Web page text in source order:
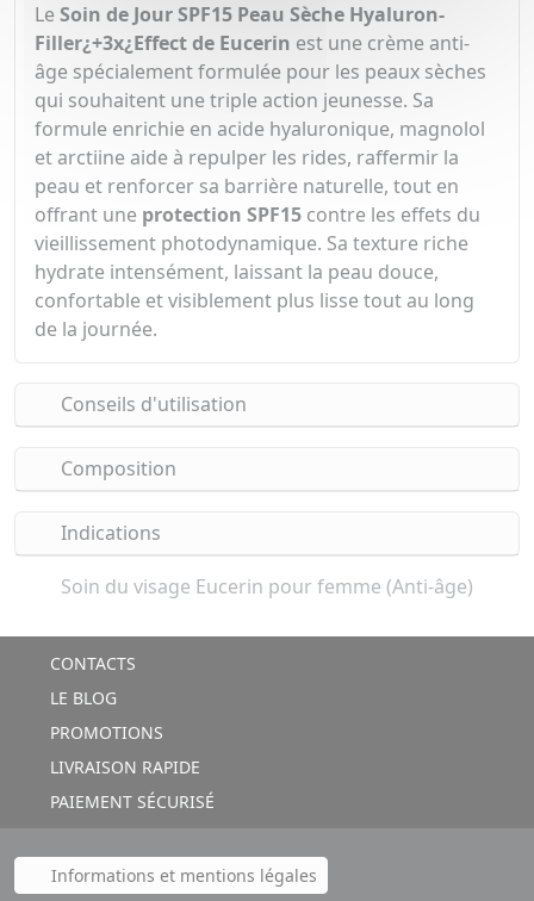
Le Soin de Jour SPF15 Peau Sèche Hyaluron-
Filler¿+3x¿Effect de Eucerin est une crème anti-
âge spécialement formulée pour les peaux sèches
qui souhaitent une triple action jeunesse. Sa
formule enrichie en acide hyaluronique, magnolol
et arctiine aide à repulper les rides, raffermir la
peau et renforcer sa barrière naturelle, tout en
offrant une protection SPF15 contre les effets du
vieillissement photodynamique. Sa texture riche
hydrate intensément, laissant la peau douce,
confortable et visiblement plus lisse tout au long
de la journée.
Conseils d'utilisation
Composition
Indications
Soin du visage Eucerin pour femme (Anti-âge)
CONTACTS
LE BLOG
PROMOTIONS
LIVRAISON RAPIDE
PAIEMENT SÉCURISÉ
Informations et mentions légales